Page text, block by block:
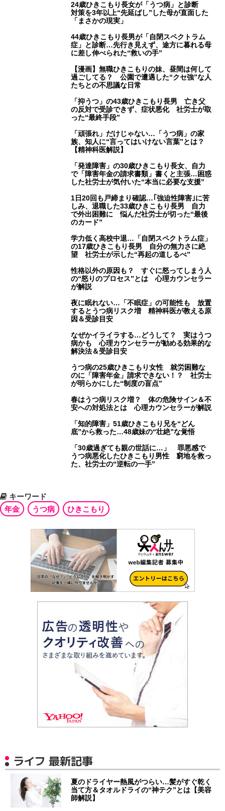
24歳ひきこもり長女が「うつ病」と診断
対策を3年以上“先延ばし”した母が直面した
「まさかの現実」
44歳ひきこもり長男が「自閉スペクトラム
症」と診断…先行き見えず、途方に暮れる母
に差し伸べられた“救いの手”
【漫画】無職ひきこもりの妹、昼間は何して
過ごしてる？ 公園で遭遇した“クセ強”な人
たちとの不思議な日常
「抑うつ」の43歳ひきこもり長男 亡き父
の反対で受診できず、症状悪化 社労士が取
った“最終手段”
「頑張れ」だけじゃない…「うつ病」の家
族、知人に“言ってはいけない言葉”とは？
【精神科医解説】
「発達障害」の30歳ひきこもり長女、自力
で「障害年金の請求書類」書くと主張…困惑
した社労士が気付いた“本当に必要な支援”
1日20回も戸締まり確認…｢強迫性障害｣に苦
しみ、退職した33歳ひきこもり長男 自力
で外出困難に 悩んだ社労士が切った“最後
のカード”
学力低く高校中退…「自閉スペクトラム症」
の17歳ひきこもり長男 自分の無力さに絶
望 社労士が示した“再起の道しるべ”
性格以外の原因も？ すぐに怒ってしまう人
の“怒りのプロセス”とは 心理カウンセラー
が解説
夜に眠れない…「不眠症」の可能性も 放置
するとうつ病リスク増 精神科医が教える原
因＆受診目安
なぜかイライラする…どうして？ 実はうつ
病かも 心理カウンセラーが勧める効果的な
解決法＆受診目安
うつ病の25歳ひきこもり女性 就労困難な
のに「障害年金」請求できない！？ 社労士
が明らかにした“制度の盲点”
春はうつ病リスク増？ 体の危険サイン＆不
安への対処法とは 心理カウンセラーが解説
「知的障害」51歳ひきこもり兄を“どん
底”から救った…48歳妹の“壮絶”な覚悟
「30歳過ぎても親の世話に…」 罪悪感で
うつ病悪化したひきこもり男性 窮地を救っ
た、社労士の“逆転の一手”
キーワード
年金
うつ病 ひきこもり
ライフ 最新記事
夏のドライヤー熱風がつらい…髪がすぐ乾く
当て方＆タオルドライの“神テク”とは【美容
師解説】